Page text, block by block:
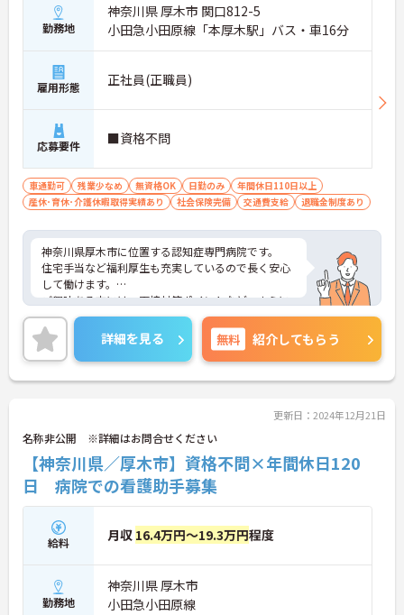
勤務地
神奈川県 厚木市 関口812-5
小田急小田原線「本厚木駅」バス・車16分
雇用形態 正社員(正職員)
応募要件 ■資格不問
車通勤可 残業少なめ 無資格OK 日勤のみ
年間休日110日以上
産休･育休･介護休暇取得実績あり
社会保険完備 交通費支給 退職金制度あり
神奈川県厚木市に位置する認知症専門病院です。
住宅手当など福利厚生も充実しているので長く安心
して働けます。
ご興味ある方には、面接対策ポイントなど、さらに
詳細をお話しいたしますのでお気軽にご相談くださ
い。
詳細を見る 無料 紹介してもらう
更新日：2024年12月21日
名称非公開 ※詳細はお問合せください
【神奈川県／厚木市】資格不問×年間休日120
日 病院での看護助手募集
給料 月収 16.4万円～19.3万円程度
勤務地
神奈川県 厚木市
小田急小田原線